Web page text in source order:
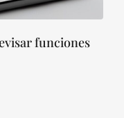
funciones